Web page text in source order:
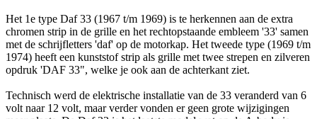
Het 1e type Daf 33 (1967 t/m 1969) is te herkennen aan de extra
chromen strip in de grille en het rechtopstaande embleem '33' samen
met de schrijfletters 'daf' op de motorkap. Het tweede type (1969 t/m
1974) heeft een kunststof strip als grille met twee strepen en zilveren
opdruk 'DAF 33", welke je ook aan de achterkant ziet.
Technisch werd de elektrische installatie van de 33 veranderd van 6
volt naar 12 volt, maar verder vonden er geen grote wijzigingen